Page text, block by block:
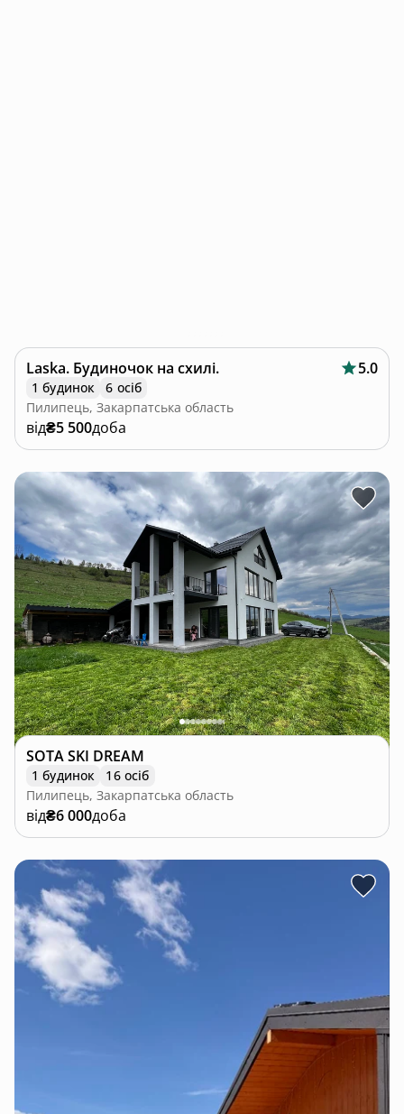
Laska. Будиночок на схилі. 5.0
1 будинок
6 осіб
Пилипець, Закарпатська область
від₴5 500доба
SOTA SKI DREAM
1 будинок
16 осіб
Пилипець, Закарпатська область
від₴6 000доба